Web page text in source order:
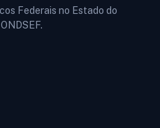
Federais no Estado do